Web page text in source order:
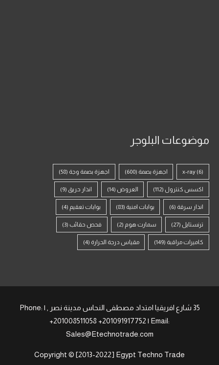
موضوعات البلوجر
x-ray (6) اجهزة بصمة (600) اجهزة بصمة وجة (58)
اكسس كنترول (112) العروض (14) انذار حريق (9)
انذار سرقة (6) بوابات امنية (83) بوابات تعقيم (4)
ترنستايل (27) سمارت هوم (2) فحص حقائب (3)
كاميرات مراقبة (149) مقياس درجة الحرارة (4)
35 شارع افريقيا امتداد مصطفى النحاس مدينة نصر , | Phone:
+201008511058 +201091917752 | Email:
Sales@Etechnotrade.com
Copyright © [2013-2022] Egypt Techno Trade